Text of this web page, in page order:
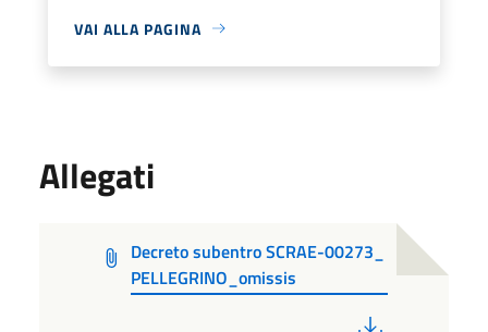
VAI ALLA PAGINA
Allegati
Decreto subentro SCRAE-00273_
PELLEGRINO_omissis